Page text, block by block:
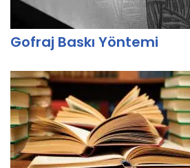
Gofraj Baskı Yöntemi